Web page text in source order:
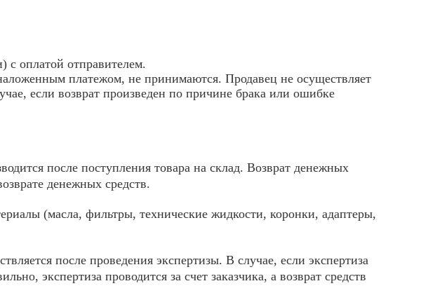
с оплатой отправителем.
платежом, не принимаются. Продавец не осуществляет
если возврат произведен по причине брака или ошибке
после поступления товара на склад. Возврат денежных
денежных средств.
(масла, фильтры, технические жидкости, коронки, адаптеры,
после проведения экспертизы. В случае, если экспертиза
экспертиза проводится за счет заказчика, а возврат средств